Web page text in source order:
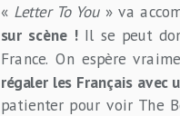
« Letter To You» va
sur scène !Il se peut
France. On espère
régaler les Français
patienter pour voir The